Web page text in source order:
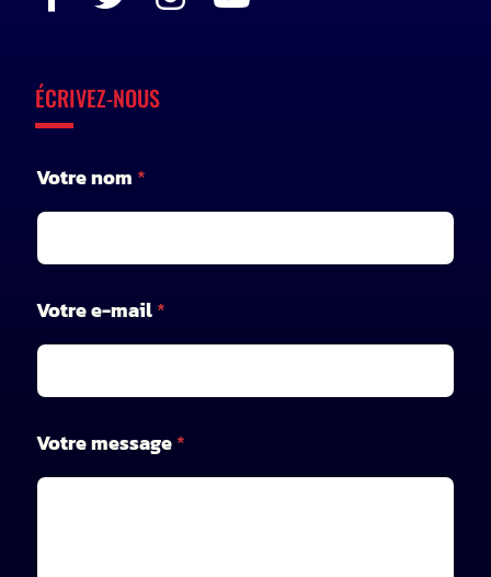
ÉCRIVEZ-NOUS
m
e
s
g
e
m
s
a
e
Votre nom *
Votre e-mail*
Votre message*